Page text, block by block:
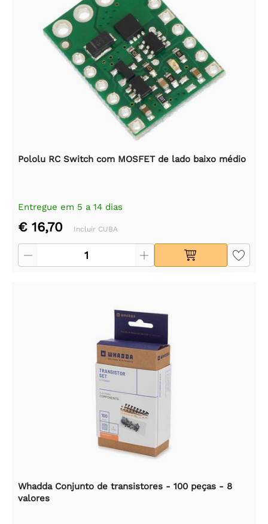
Pololu RC Switch com MOSFET de lado baixo médio
Entregue em 5 a 14 dias
€ 16,70 Incluir CUBA
Whadda Conjunto de transistores - 100 peças - 8
valores